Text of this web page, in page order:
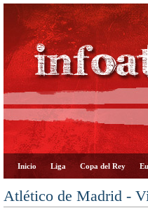
Inicio Liga Copa del Rey
Atlético de Madrid -